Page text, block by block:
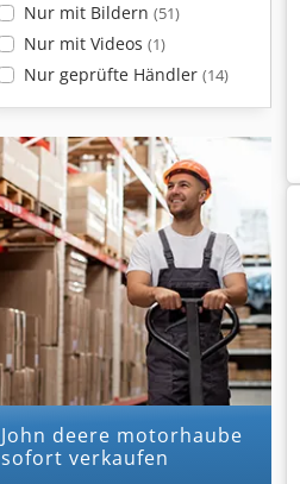
Nur mit Bildern (51)
Nur mit Videos (1)
Nur geprüfte Händler (14)
john deere motorhaube
sofort verkaufen